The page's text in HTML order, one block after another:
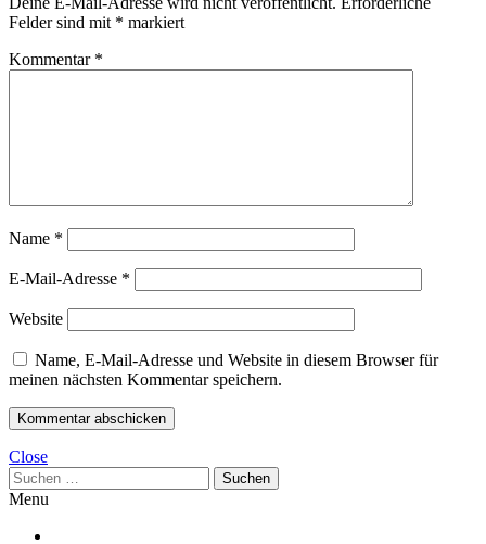
Felder sind mit * markiert
Kommentar *
Name *
E-Mail-Adresse *
Website
Name, E-Mail-Adresse und Website in diesem Browser für
meinen nächsten Kommentar speichern.
Close
Suchen
nach:
Menu